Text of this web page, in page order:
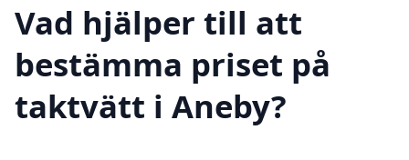
Vad hjälper till att
bestämma priset på
taktvätt i Aneby?